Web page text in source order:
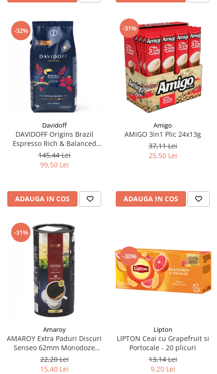
-32%
Davidoff
DAVIDOFF Origins Brazil
Espresso Rich & Balanced
Cafea Boabe 1Kg
145,44 Lei
99,50 Lei
ADAUGA IN COS
-31%
Amigo
AMIGO 3in1 Plic 24x13g
37,11 Lei
25,50 Lei
ADAUGA IN COS
-31%
Amaroy
AMAROY Extra Paduri Discuri
Senseo 62mm Monodoze
20buc 140g
22,20 Lei
15,40 Lei
-30%
Lipton
LIPTON Ceai cu Grapefruit si
Portocale - 20 plicuri
13,14 Lei
9,20 Lei